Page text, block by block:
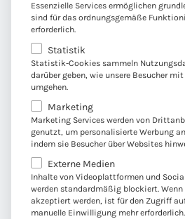
nächsten Generation für das
Was ist SAP Enable
unterstützt es Ihr
Die Produktivität Ihres
der geschickten Handhabung
Essenzielle Services ermöglichen
sind für das ordnungsgemäße
erforderlich.
Statistik
Statistik-Cookies sammeln
darüber geben, wie unsere Besucher
umgehen.
Marketing
Marketing Services werden von
genutzt, um personalisierte Werbung
indem sie Besucher über Websites
Externe Medien
Inhalte von Videoplattformen und
werden standardmäßig blockiert. Wenn
akzeptiert werden, ist für den Zugriff
manuelle Einwilligung mehr erforderlich.